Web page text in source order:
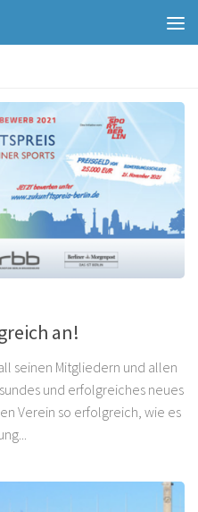
an!
seinen Mitgliedern und allen
und erfolgreiches neues
Verein so erfolgreich, wie es